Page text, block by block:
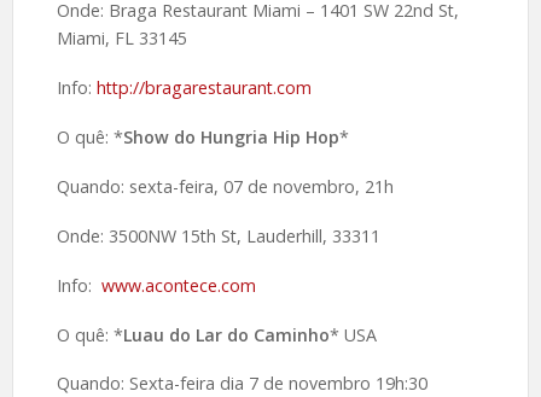
Onde: Braga Restaurant Miami – 1401 SW 22nd St,
Miami, FL 33145
Info: http://bragarestaurant.com
O quê: *Show do Hungria Hip Hop*
Quando: sexta-feira, 07 de novembro, 21h
Onde: 3500NW 15th St, Lauderhill, 33311
Info: www.acontece.com
O quê: *Luau do Lar do Caminho* USA
Quando: Sexta-feira dia 7 de novembro 19h:30